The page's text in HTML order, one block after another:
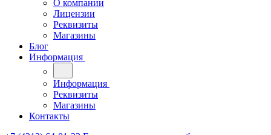
О компании
Лицензии
Реквизиты
Магазины
Блог
Информация
Информация
Реквизиты
Магазины
Контакты